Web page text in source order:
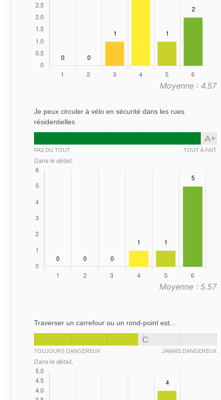
Moyenne : 4.57
Je peux circuler à vélo en sécurité dans les rues
résidentielles
A+
PAS DU TOUT TOUT À FAIT
Dans le détail,
Moyenne : 5.57
Traverser un carrefour ou un rond-point est...
C
TOUJOURS DANGEREUX JAMAIS DANGEREUX
Dans le détail,